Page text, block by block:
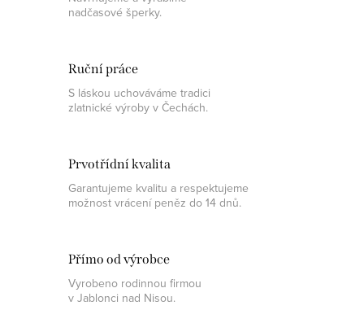
nadčasové šperky.
Ruční práce
S láskou uchováváme tradici
zlatnické výroby v Čechách.
Prvotřídní kvalita
Garantujeme kvalitu a respektujeme
možnost vrácení peněz do 14 dnů.
Přímo od výrobce
Vyrobeno rodinnou firmou
v Jablonci nad Nisou.